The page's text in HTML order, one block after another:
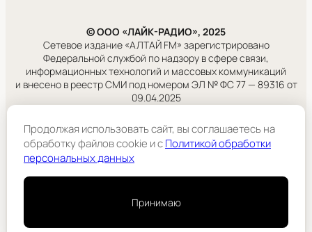
© ООО «ЛАЙК-РАДИО», 2025
Сетевое издание «АЛТАЙ FM» зарегистрировано
Федеральной службой по надзору в сфере связи,
информационных технологий и массовых коммуникаций
и внесено в реестр СМИ под номером ЭЛ № ФС 77 — 89316 от
09.04.2025
Правовая информация
Учредитель:
ООО «ЛАЙК-РАДИО».
Продолжая использовать сайт, вы соглашаетесь на
обработку файлов cookie и cПолитикой обработки
персональных данных
Принимаю